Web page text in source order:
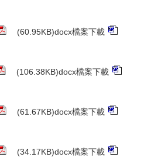
(60.95KB)docx檔案下載
(106.38KB)docx檔案下載
(61.67KB)docx檔案下載
(34.17KB)docx檔案下載